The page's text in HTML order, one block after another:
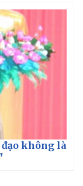
không là